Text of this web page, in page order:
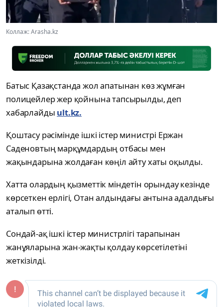
Коллаж: Arasha.kz
Батыс Қазақстанда жол апатынан көз жұмған
полицейлер жер қойнына тапсырылды, деп
хабарлайды ult.kz.
Қоштасу рәсімінде ішкі істер министрі Ержан
Саденовтың марқұмдардың отбасы мен
жақындарына жолдаған көңіл айту хаты оқылды.
Хатта олардың қызметтік міндетін орындау кезінде
көрсеткен ерлігі, Отан алдындағы антына адалдығы
аталып өтті.
Сондай-ақ ішкі істер министрлігі тарапынан
жанұяларына жан-жақты қолдау көрсетілетіні
жеткізілді.